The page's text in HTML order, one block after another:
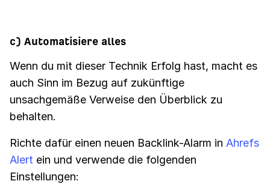
c) Automatisiere alles
Wenn du mit dieser Technik Erfolg hast, macht es
auch Sinn im Bezug auf zukünftige
unsachgemäße Verweise den Überblick zu
behalten.
Richte dafür einen neuen Backlink-Alarm in Ahrefs
Alert ein und verwende die folgenden
Einstellungen: